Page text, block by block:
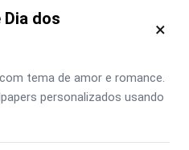
Dia dos
×
tema de amor e romance.
personalizados usando